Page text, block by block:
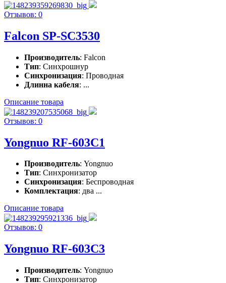
Отзывов: 0
Falcon SP-SC3530
Производитель: Falcon
Тип: Синхрошнур
Синхронизация: Проводная
Длинна кабеля: ...
Описание товара
Отзывов: 0
Yongnuo RF-603C1
Производитель: Yongnuo
Тип: Синхронизатор
Синхронизация: Беспроводная
Комплектация: два ...
Описание товара
Отзывов: 0
Yongnuo RF-603C3
Производитель: Yongnuo
Тип: Синхронизатор